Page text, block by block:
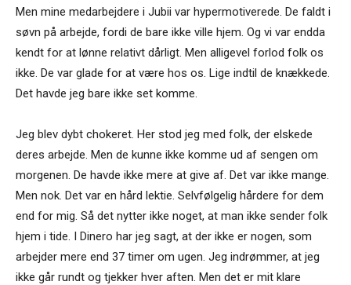
Men mine medarbejdere i Jubii var hypermotiverede. De faldt i
søvn på arbejde, fordi de bare ikke ville hjem. Og vi var endda
kendt for at lønne relativt dårligt. Men alligevel forlod folk os
ikke. De var glade for at være hos os. Lige indtil de knækkede.
Det havde jeg bare ikke set komme.
Jeg blev dybt chokeret. Her stod jeg med folk, der elskede
deres arbejde. Men de kunne ikke komme ud af sengen om
morgenen. De havde ikke mere at give af. Det var ikke mange.
Men nok. Det var en hård lektie. Selvfølgelig hårdere for dem
end for mig. Så det nytter ikke noget, at man ikke sender folk
hjem i tide. I Dinero har jeg sagt, at der ikke er nogen, som
arbejder mere end 37 timer om ugen. Jeg indrømmer, at jeg
ikke går rundt og tjekker hver aften. Men det er mit klare